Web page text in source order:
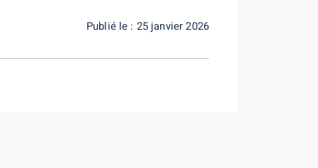
Publié le : 25 janvier 2026